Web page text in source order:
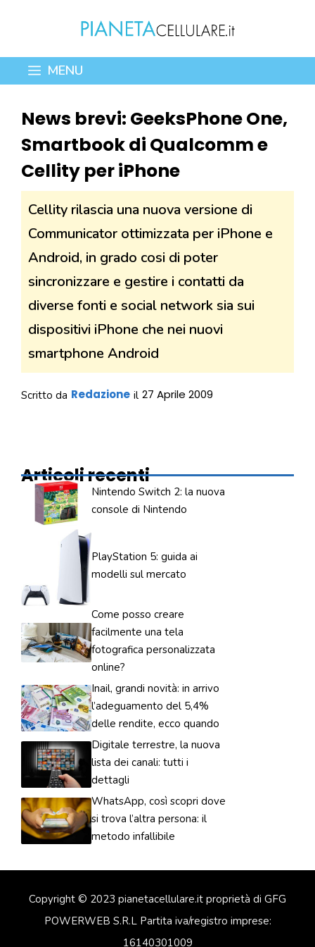
contenuto
MENU
News brevi: GeeksPhone One,
Smartbook di Qualcomm e
Cellity per iPhone
Cellity rilascia una nuova versione di
Communicator ottimizzata per iPhone e
Android, in grado cosi di poter
sincronizzare e gestire i contatti da
diverse fonti e social network sia sui
dispositivi iPhone che nei nuovi
smartphone Android
Scritto da Redazione il 27 Aprile 2009
Articoli recenti
Nintendo Switch 2: la nuova
console di Nintendo
PlayStation 5: guida ai
modelli sul mercato
Come posso creare
facilmente una tela
fotografica personalizzata
online?
Inail, grandi novità: in arrivo
l’adeguamento del 5,4%
delle rendite, ecco quando
Digitale terrestre, la nuova
lista dei canali: tutti i
dettagli
WhatsApp, così scopri dove
si trova l’altra persona: il
metodo infallibile
Copyright © 2023 pianetacellulare.it proprietà di GFG
POWERWEB S.R.L Partita iva/registro imprese:
16140301009